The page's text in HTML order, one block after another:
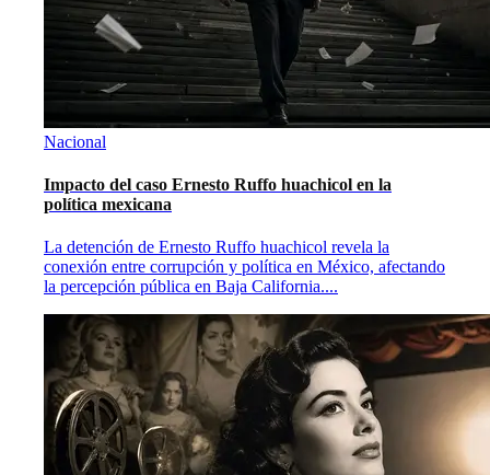
Nacional
Impacto del caso Ernesto Ruffo huachicol en la
política mexicana
La detención de Ernesto Ruffo huachicol revela la
conexión entre corrupción y política en México, afectando
la percepción pública en Baja California....